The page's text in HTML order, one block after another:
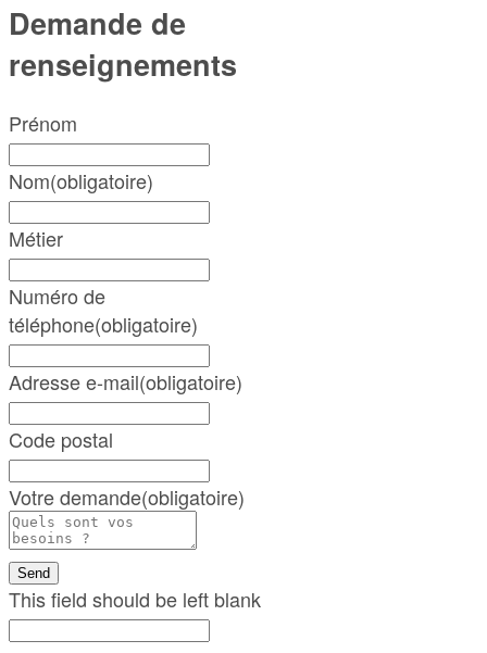
Demande de
renseignements
Prénom
Nom(obligatoire)
Métier
Numéro de
téléphone(obligatoire)
Adresse e-mail(obligatoire)
Code postal
Votre demande(obligatoire)
Send
This field should be left blank